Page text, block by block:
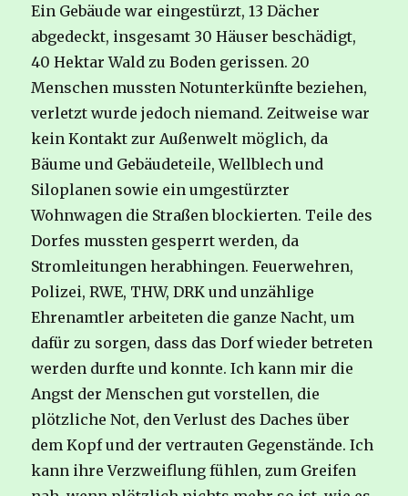
Ein Gebäude war eingestürzt, 13 Dächer
abgedeckt, insgesamt 30 Häuser beschädigt,
40 Hektar Wald zu Boden gerissen. 20
Menschen mussten Notunterkünfte beziehen,
verletzt wurde jedoch niemand. Zeitweise war
kein Kontakt zur Außenwelt möglich, da
Bäume und Gebäudeteile, Wellblech und
Siloplanen sowie ein umgestürzter
Wohnwagen die Straßen blockierten. Teile des
Dorfes mussten gesperrt werden, da
Stromleitungen herabhingen. Feuerwehren,
Polizei, RWE, THW, DRK und unzählige
Ehrenamtler arbeiteten die ganze Nacht, um
dafür zu sorgen, dass das Dorf wieder betreten
werden durfte und konnte. Ich kann mir die
Angst der Menschen gut vorstellen, die
plötzliche Not, den Verlust des Daches über
dem Kopf und der vertrauten Gegenstände. Ich
kann ihre Verzweiflung fühlen, zum Greifen